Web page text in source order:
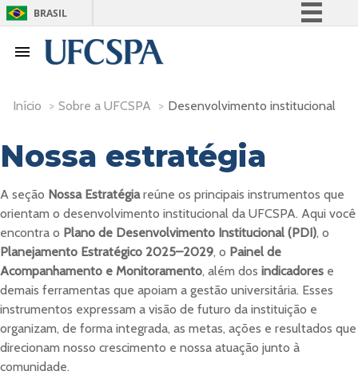
BRASIL
Legislação
Canais
Início > Sobre a UFCSPA > Desenvolvimento institucional
Nossa estratégia
A seção Nossa Estratégiareúne os principais instrumentos que
orientam o desenvolvimento institucional da UFCSPA. Aqui você
encontra o Plano de Desenvolvimento Institucional (PDI), o
Planejamento Estratégico 2025–2029, o Painel de
Acompanhamento e Monitoramento, além dos indicadores e
demais ferramentas que apoiam a gestão universitária. Esses
instrumentos expressam a visão de futuro da instituição e
organizam, de forma integrada, as metas, ações e resultados que
direcionam nosso crescimento e nossa atuação junto à
comunidade.